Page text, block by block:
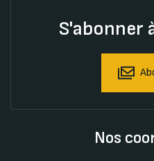
S'abonner
Nos